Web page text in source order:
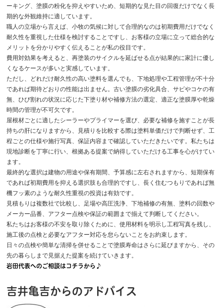
ーキング、塗膜の粉化を抑えやすいため、短期的な見た目の回復だけでなく長
期的な外観維持に適しています。
職人の立場から言えば、小牧の気候に対して合理的なのは初期費用だけでなく
耐久性を重視した仕様を検討することですし、お客様の立場に立って総合的な
メリットを分かりやすく伝えることが私の役目です。
費用対効果を考えると、再塗装のサイクルを延ばせる点が結果的に家計に優し
くなるケースが多いと実感しています。
ただし、どれだけ耐久性の高い塗料を選んでも、下地処理や工程管理が不十分
であれば期待どおりの性能は出ません。古い塗膜の劣化具合、サビやコケの有
無、ひび割れの状況に応じた下塗り材や補修方法の選定、適正な塗膜厚や乾燥
時間の管理が不可欠です。
屋根材ごとに適したシーラーやプライマーを選び、必要な補修を施すことが長
持ちの肝になりますから、見積りを比較する際は塗料単価だけで判断せず、工
程ごとの仕様や施行写真、保証内容まで確認していただきたいです。私たちは
現地診断を丁寧に行い、根拠ある提案で納得していただける工事を心がけてい
ます。
最終的な選択は建物の用途や保有期間、予算感に左右されますから、短期保有
であれば初期費用を抑える選択肢も合理的ですし、長く住むつもりであれば無
機フッ素のような耐久性重視の投資は有効です。
見積もりは複数社で比較し、足場や高圧洗浄、下地補修の有無、塗料の回数や
メーカー品番、アフター点検や保証の範囲まで揃えて判断してください。
私たちはお客様の不安を取り除くために、使用材料を明示し工程写真を残し、
施工後の点検と必要なアフター対応を怠らないことをお約束します。
日々の点検や簡単な清掃を併せることで塗膜寿命はさらに延びますから、その
先の暮らしまで見据えた提案を続けていきます。
岩田代表へのご相談はコチラから♪
吉井亀吉からのアドバイス